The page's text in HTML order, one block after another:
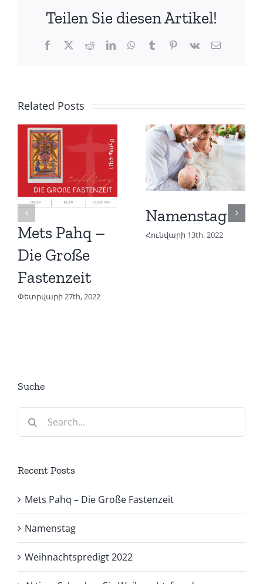
Teilen Sie diesen Artikel!
Facebook
X RedditLinkedInWhatsApp
TumblrPinterest
Vk Email
Related Posts
Mets Pahq –
Die Große
Fastenzeit
Փետրվարի 27th, 2022
Namenstag
Հունվարի 13th, 2022
Suche
Search
for:
Recent Posts
Mets Pahq – Die Große Fastenzeit
Namenstag
Weihnachtspredigt 2022